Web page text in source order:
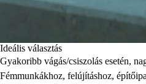
Ideális választás
Gyakoribb vágás/csiszolás esetén,
Fémmunkákhoz, felújításhoz,